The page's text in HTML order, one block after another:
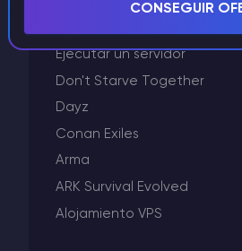
Ejecutar un servidor
Don't Starve Together
Dayz
Conan Exiles
Arma
ARK Survival Evolved
Alojamiento VPS
CONSEGUIR